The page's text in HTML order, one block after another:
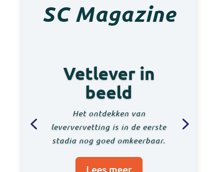
SC Magazine
Vetlever in
beeld
Het ontdekken van
leververvetting is in de eerste
stadia nog goed omkeerbaar.
Lees meer